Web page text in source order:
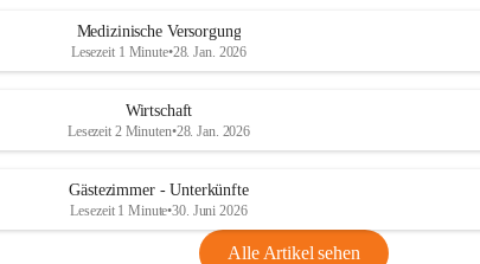
Medizinische Versorgung
Lesezeit 1 Minute•28. Jan. 2026
Wirtschaft
Lesezeit 2 Minuten•28. Jan. 2026
Gästezimmer - Unterkünfte
Lesezeit 1 Minute•30. Juni 2026
Alle Artikel sehen